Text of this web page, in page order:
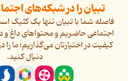
تبیان را در شبکه‌های
فاصله شما با تبیان تنها یک کلیک
اجتماعی حاضریم و محتواهای داغ و
کیفیت در اختیارتان می‌گذاریم؛ ما
دنیال کنید.